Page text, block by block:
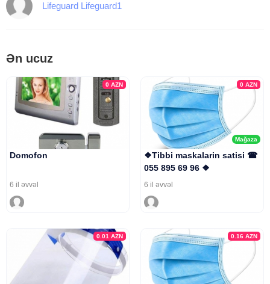
Lifeguard Lifeguard1
Ən ucuz
0AZN
Domofon
6 il əvvəl
Mağaza
0 AZN
❖Tibbi maskalarin satisi ☎
055 895 69 96 ❖
6 il əvvəl
0.01AZN 0.16 AZN